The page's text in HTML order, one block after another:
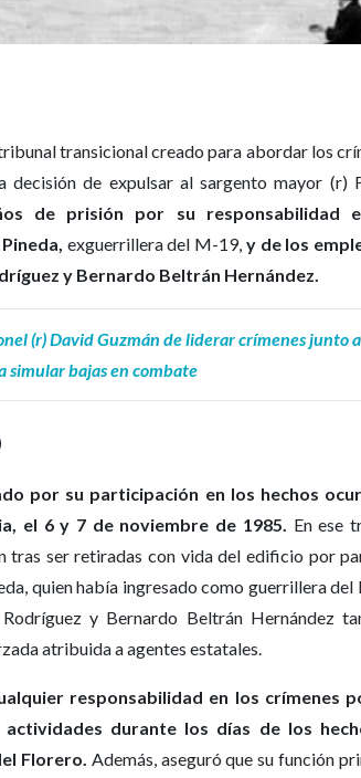
transicional creado para abordar los
de expulsar al sargento mayor (r)
de prisión por su responsabilidad
exguerrillera del M-19, y de los
y Bernardo Beltrán Hernández.
(r) David Guzmán de liderar crímenes junto a
simular bajas en combate
por su participación en los hechos
el 6 y 7 de noviembre de 1985. En ese
tras ser retiradas con vida del edificio por
quien había ingresado como guerrillera
y Bernardo Beltrán Hernández
atribuida a agentes estatales.
responsabilidad en los crímenes
durante los días de los
Florero. Además, aseguró que su función